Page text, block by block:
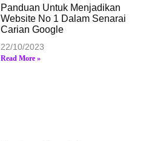
Panduan Untuk Menjadikan
Website No 1 Dalam Senarai
Carian Google
22/10/2023
Read More »